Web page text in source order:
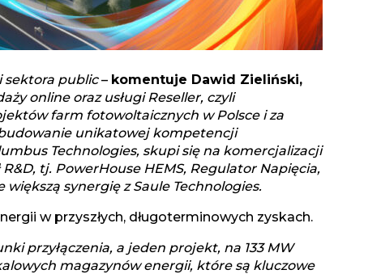
sektora public– komentuje Dawid Zieliński,
online oraz usługi Reseller, czyli
farm fotowoltaicznych w Polsce i za
unikatowej kompetencji
Technologies, skupi się na komercjalizacji
tj. PowerHouse HEMS, Regulator Napięcia,
synergię z Saule Technologies.
w przyszłych, długoterminowych zyskach.
przyłączenia, a jeden projekt, na 133 MW
magazynów energii, które są kluczowe